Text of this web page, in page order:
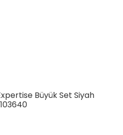
Büyük Set Siyah